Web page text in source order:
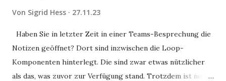
Von Sigrid Hess 27.11.23
Haben Sie in letzter Zeit in einer Teams-Besprechung die
Notizen geöffnet? Dort sind inzwischen die Loop-
Komponenten hinterlegt. Die sind zwar etwas nützlicher
als das, was zuvor zur Verfügung stand. Trotzdem ist noch